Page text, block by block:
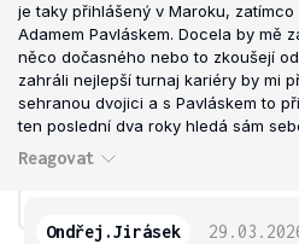
je taky přihlášený v Maroku,
Adamem Pavláskem. Docela by mě
něco dočasného nebo to zkoušejí
zahráli nejlepší turnaj kariéry by mi
sehranou dvojici a s Pavláskem to
ten poslední dva roky hledá sám
Reagovat
Ondřej.Jirásek